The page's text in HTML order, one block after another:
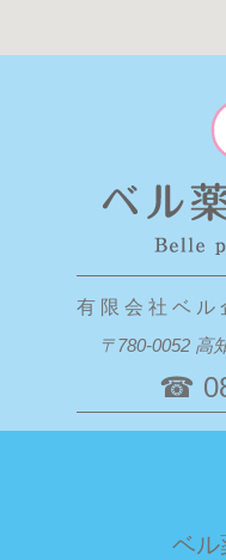
有 限 会 社 ベ ル
〒780-0052 高
☎
ベル